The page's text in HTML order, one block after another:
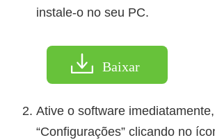
instale-o no seu PC.
Baixar
Ative o software
“Configurações” clicando no